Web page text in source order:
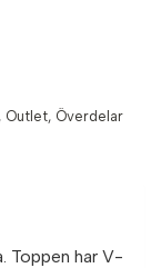
, Outlet, Överdelar
Toppen har V-